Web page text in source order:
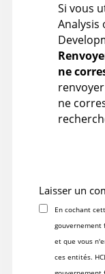
Si vous
Analysis
ne
ne
Laisser un
En cochant
gouvernement
et que vous
ces entités.